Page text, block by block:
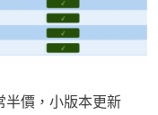
半價，小版本更新